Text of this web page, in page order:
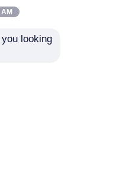
контактные
looking